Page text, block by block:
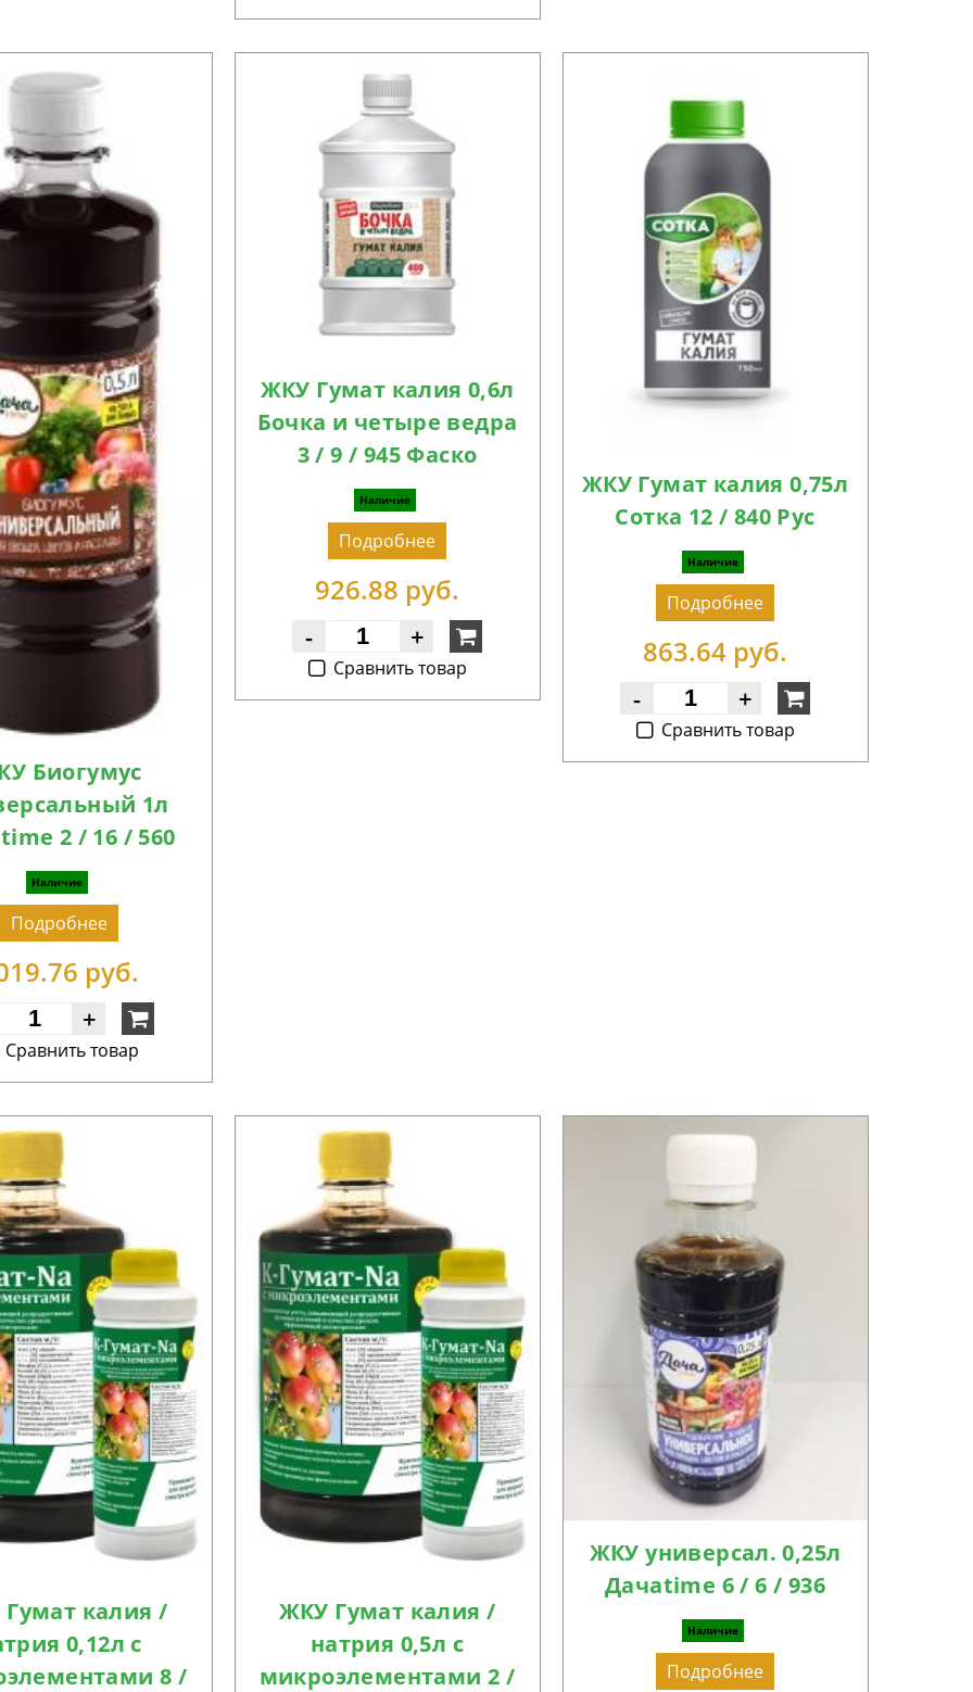
Биогумус
1л
2 / 16 / 560
Наличие
Подробнее
руб.
+
Cравнить товар
ЖКУ Гумат калия 0,6л
Бочка и четыре ведра
3 / 9 / 945 Фаско
Наличие
Подробнее
926.88 руб.
- +
Cравнить товар
ЖКУ Гумат калия 0,75л
Сотка 12 / 840 Рус
Наличие
Подробнее
863.64 руб.
- +
Cравнить товар
калия /
0,12л с
8 /
ЖКУ Гумат калия /
натрия 0,5л с
микроэлементами 2 /
ЖКУ универсал. 0,25л
Дачаtime 6 / 6 / 936
Наличие
Подробнее